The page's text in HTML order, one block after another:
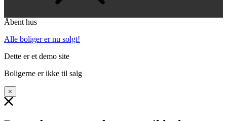
Åbent hus
Alle boliger er nu solgt!
Dette er et demo site
Boligerne er ikke til salg
×